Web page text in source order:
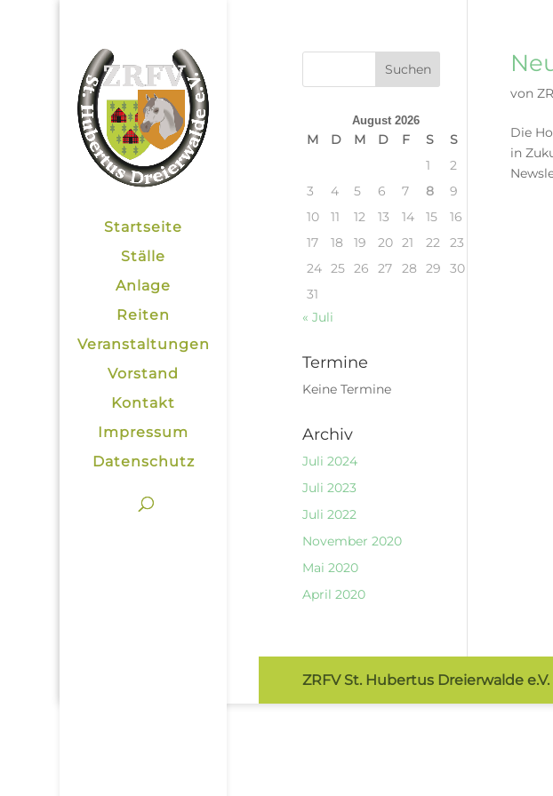
Startseite
Ställe
Anlage
Reiten
Veranstaltungen
Vorstand
Kontakt
Impressum
Datenschutz
von
Die
in
August 2026
M D M D F S
S
1
2
3
4 5 6 7 8
9
10
11 12 13 14 15
16
17
18 19 20 21 22
23
24 25 26 27 28 29
30
31
« Juli
Termine
Keine Termine
Archiv
Juli 2024
Juli 2023
Juli 2022
November 2020
Mai 2020
April 2020
ZRFV St. Hubertus Dreierwalde